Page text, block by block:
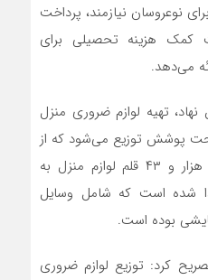
نوعروسان نیازمند، پرداخت
کمک هزینه تحصیلی برای
می‌دهد.
تهیه لوازم ضروری منزل
پوشش توزیع می‌شود که از
ابتدای سال جاری تاکنون ۲ هزار و ۴۳ قلم لوازم منزل به
اهدا شده است که شامل وسایل
بوده است.
کرد: توزیع لوازم ضروری